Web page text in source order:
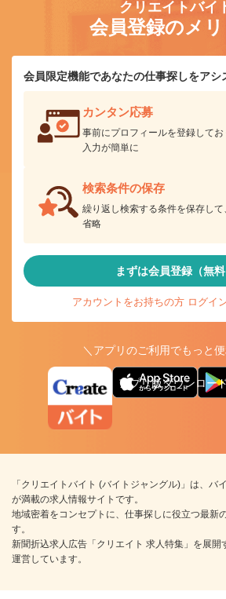
クリエイトバイ
会員登録のメリ
会員限定機能であなたの仕事探しをアシ
カンタン応募
事前にプロフィールを登録して
入力が簡単に
検索条件の保存
繰り返し検索する条件を保存し
省略
まずは会員登録（無料
アカウントをお持ちの方 ログイ
＼アプリのご利用でもっと
アプリ版ダウンロー
「クリエイトバイト (バイトジャングル)」は、バ
が満載の求人情報サイトです。
地域密着をコンセプトに、仕事探しに役立つ最新
す。
新聞折込求人広告「クリエイト 求人特集」を展開
運営しています。